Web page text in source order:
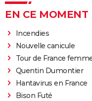
EN CE MOMENT
Incendies
Nouvelle canicule
Tour de France
Quentin Dumontier
Hantavirus en France
Bison Futé